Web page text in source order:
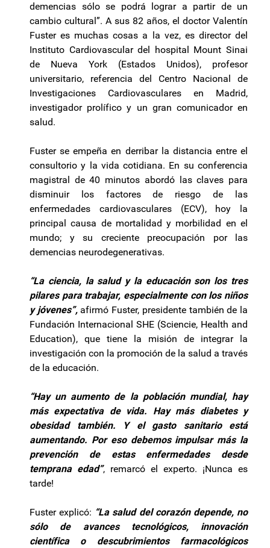
demencias sólo se podrá lograr a partir de un
cambio cultural”. A sus 82 años, el doctor Valentín
Fuster es muchas cosas a la vez, es director del
Instituto Cardiovascular del hospital Mount Sinai
de Nueva York (Estados Unidos), profesor
universitario, referencia del Centro Nacional de
Investigaciones Cardiovasculares en Madrid,
investigador prolífico y un gran comunicador en
salud.
Fuster se empeña en derribar la distancia entre el
consultorio y la vida cotidiana. En su conferencia
magistral de 40 minutos abordó las claves para
disminuir los factores de riesgo de las
enfermedades cardiovasculares (ECV), hoy la
principal causa de mortalidad y morbilidad en el
mundo; y su creciente preocupación por las
demencias neurodegenerativas.
“La ciencia, la salud y la educación son los tres
pilares para trabajar, especialmente con los niños
y jóvenes”,afirmó Fuster, presidente también de la
Fundación Internacional SHE (Sciencie, Health and
Education), que tiene la misión de integrar la
investigación con la promoción de la salud a través
de la educación.
“Hay un aumento de la población mundial, hay
más expectativa de vida. Hay más diabetes y
obesidad también. Y el gasto sanitario está
aumentando. Por eso debemos impulsar más la
prevención de estas enfermedades desde
temprana edad”, remarcó el experto. ¡Nunca es
tarde!
Fuster explicó: “La salud del corazón depende, no
sólo de avances tecnológicos, innovación
científica o descubrimientos farmacológicos